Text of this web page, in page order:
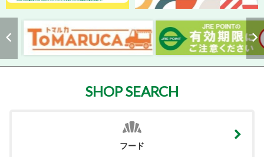
SHOP SEARCH
フード